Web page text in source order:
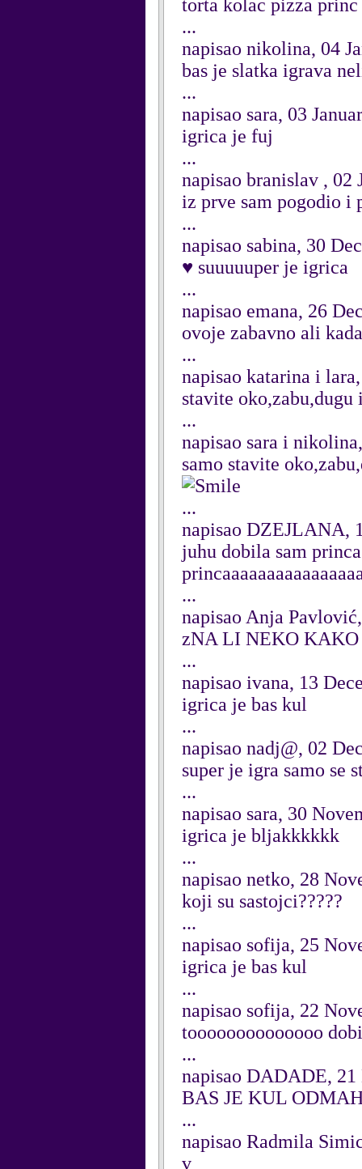
torta kolac pizza princ
...
napisao nikolina, 04
bas je slatka igrava
...
napisao sara, 03
igrica je fuj
...
napisao branislav , 02
iz prve sam pogodio i
...
napisao sabina, 30
♥ suuuuuper je igrica
...
napisao emana, 26
ovoje zabavno ali
...
napisao katarina i
stavite
...
napisao sara i
samo stavite
...
napisao DZEJLANA,
juhu dobila sam
...
napisao Anja
zNA LI NEKO
...
napisao ivana, 13
igrica je bas kul
...
napisao nadj@, 02
super je igra samo se
...
napisao sara, 30
igrica je bljakkkkkk
...
napisao netko, 28
koji su sastojci?????
...
napisao sofija, 25
igrica je bas kul
...
napisao sofija, 22
toooooooooooooo
...
napisao DADADE, 21
BAS JE KUL
...
napisao Radmila
v